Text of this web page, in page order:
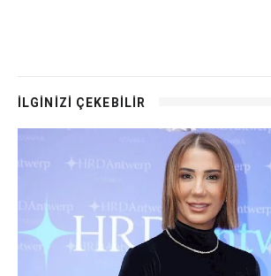
İLGİNİZİ ÇEKEBİLİR